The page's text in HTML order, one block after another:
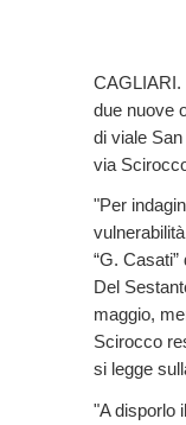
CAGLIARI.
due nuove
di viale
via
"Per
“G.
Del
maggio,
Scirocco
si legge
"A disporlo